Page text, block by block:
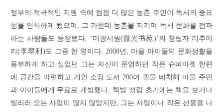
정부의 적극적인 지원 속에 점점 더 많은 농촌 주민이 독서의 중요
성을 인식하게 됐으며, 그 가운데 농촌을 지키며 독서 문화를 전파
하는 사람들도 등장했다. ‘미광서원(微光书苑)’의 창립자 리추이
리(李翠利)도 그중 한 명이다. 2008년, 마을 아이들의 문화생활을
풍부하게 하고 싶었던 그는 자신이 운영하던 작은 슈퍼마켓 한편
에 공간을 마련하고 개인 소장 도서 200여 권을 비치해 마을 주민
과 아이들에게 무료로 개방했다. 책방 설립 초기에는 책을 보거나
빌리러 오는 사람이 많지 않았지만, 그는 사탕이나 작은 선물을 나